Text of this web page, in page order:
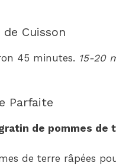
Cuisson
45 minutes. 15-20
Parfaite
de pommes de
de terre râpées